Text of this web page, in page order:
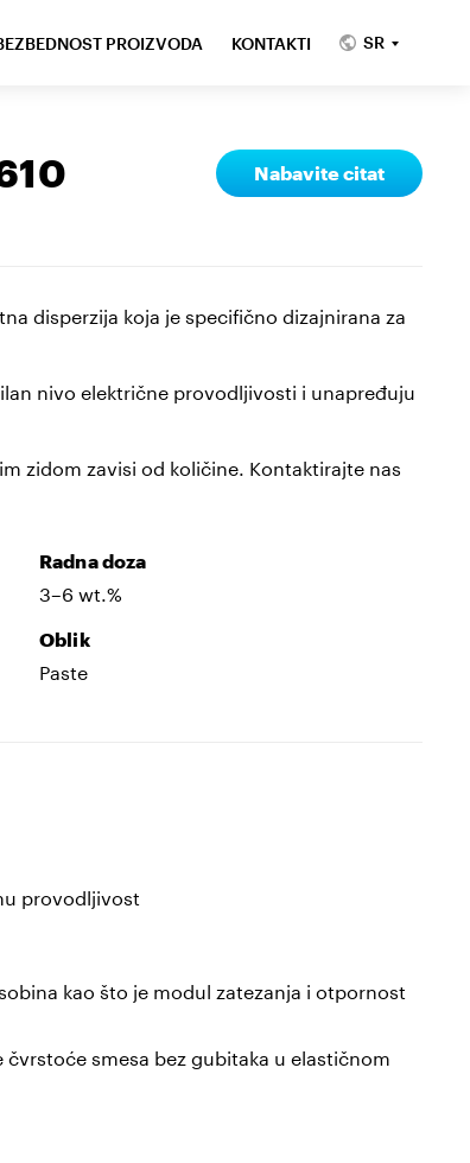
PROIZVODA KONTAKTI SR
Nabavite citat
disperzija koja je specifično dizajnirana za
nivo električne provodljivosti i unapređuju
zidom zavisi od količine. Kontaktirajte nas
Radna doza
3–6 wt.%
Oblik
Paste
provodljivost
kao što je modul zatezanja i otpornost
smesa bez gubitaka u elastičnom